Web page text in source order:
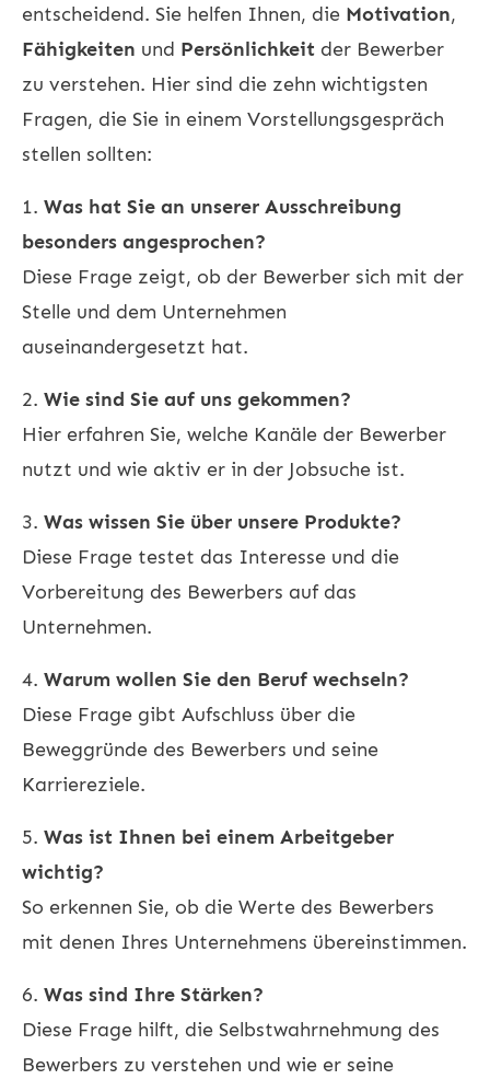
entscheidend. Sie helfen Ihnen, die Motivation,
Fähigkeiten und Persönlichkeit der Bewerber
zu verstehen. Hier sind die zehn wichtigsten
Fragen, die Sie in einem Vorstellungsgespräch
stellen sollten:
1. Was hat Sie an unserer Ausschreibung
besonders angesprochen?
Diese Frage zeigt, ob der Bewerber sich mit der
Stelle und dem Unternehmen
auseinandergesetzt hat.
2. Wie sind Sie auf uns gekommen?
Hier erfahren Sie, welche Kanäle der Bewerber
nutzt und wie aktiv er in der Jobsuche ist.
3. Was wissen Sie über unsere Produkte?
Diese Frage testet das Interesse und die
Vorbereitung des Bewerbers auf das
Unternehmen.
4. Warum wollen Sie den Beruf wechseln?
Diese Frage gibt Aufschluss über die
Beweggründe des Bewerbers und seine
Karriereziele.
5. Was ist Ihnen bei einem Arbeitgeber
wichtig?
So erkennen Sie, ob die Werte des Bewerbers
mit denen Ihres Unternehmens übereinstimmen.
6. Was sind Ihre Stärken?
Diese Frage hilft, die Selbstwahrnehmung des
Bewerbers zu verstehen und wie er seine